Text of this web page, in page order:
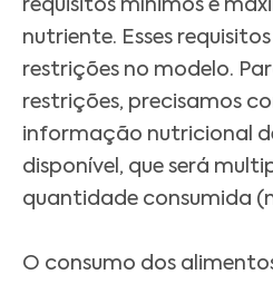
requisitos mínimos e
nutriente. Esses
restrições no modelo.
restrições, precisamos
informação nutricional
disponível, que será
quantidade consumida
O consumo dos